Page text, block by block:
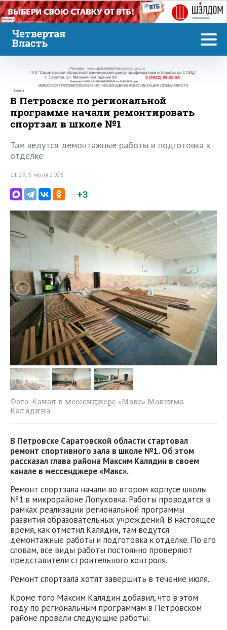
Реклама
Реклама
В Петровске по региональной
программе начали ремонтировать
спортзал в школе №1
Там ведутся демонтажные работы и подготовка к
отделке
11:29, 6 июля 2026
+3
Фото: Канал в мессенджере «Макс» Максима
Калядина
В Петровске Саратовской области стартовал
ремонт спортивного зала в школе №1. Об этом
рассказал глава района Максим Калядин в своем
канале в мессенджере «Макс».
Ремонт спортзала начали во втором корпусе школы
№1 в микрорайоне Лопуховка. Работы проводятся в
рамках реализации региональной программы
развития образовательных учреждений. В настоящее
время, как отметил Калядин, там ведутся
демонтажные работы и подготовка к отделке. По его
словам, все виды работы постоянно проверяют
представители строительного контроля.
Ремонт спортзала хотят завершить в течение июля.
Кроме того Максим Калядин добавил, что в этом
году по региональным программам в Петровском
районе провели следующие работы: